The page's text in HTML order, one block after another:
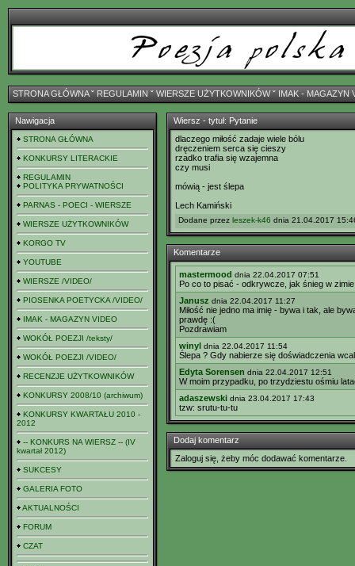
STRONA GŁÓWNAˇ REGULAMIN ˇ WIERSZE UŻYTKOWNIKÓWˇ IMAK - MAGAZYN
Nawigacja
STRONA GŁÓWNA
KONKURSY LITERACKIE
REGULAMIN
POLITYKA PRYWATNOŚCI
PARNAS - POECI - WIERSZE
WIERSZE UŻYTKOWNIKÓW
KORGO TV
YOUTUBE
WIERSZE /VIDEO/
PIOSENKA POETYCKA /VIDEO/
IMAK - MAGAZYN VIDEO
WOKÓŁ POEZJI /teksty/
WOKÓŁ POEZJI /VIDEO/
RECENZJE UŻYTKOWNIKÓW
KONKURSY 2008/10 (archiwum)
KONKURSY KWARTAŁU 2010 -
2012
-- KONKURS NA WIERSZ -- (IV
kwartał 2012)
SUKCESY
GALERIA FOTO
AKTUALNOŚCI
FORUM
CZAT
Wiersz - tytuł: Pytanie
dlaczego miłość zadaje wiele bólu
dręczeniem serca się cieszy
rzadko trafia się wzajemna
czy musi
mówią - jest ślepa
Lech Kamiński
Dodane przez leszek-k46 dnia 21.04.2017
Komentarze
mastermood dnia 22.04.2017 07:51
Po co to pisać - odkrywcze, jak śnieg w
Janusz dnia 22.04.2017 11:27
Miłość nie jedno ma imię - bywa i tak, ale
prawdę :(
Pozdrawiam
winyl dnia 22.04.2017 11:54
Ślepa ? Gdy nabierze się doświadczenia
Edyta Sorensen dnia 22.04.2017 12:51
W moim przypadku, po trzydziestu ośmiu
adaszewski dnia 23.04.2017 17:43
tzw: srutu-tu-tu
Dodaj komentarz
Zaloguj się, żeby móc dodawać komentarze.